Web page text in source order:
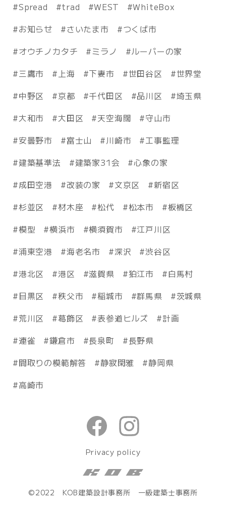
Spread
trad WEST
WhiteBox
お知らせ
さいたま市
つくば市
オウチノカタチ
ミラノ
ルーバーの家
三鷹市
上海 下妻市 世田谷区
世界堂
中野区
京都 千代田区 品川区
埼玉県
大和市
大田区 天空海闊
守山市
安曇野市
富士山 川崎市
工事監理
建築基準法
建築家31会
心象の家
成田空港
改装の家 文京区
新宿区
杉並区
材木座 松代 松本市
板橋区
模型
横浜市 横須賀市
江戸川区
浦東空港
海老名市 深沢
渋谷区
港北区
港区 滋賀県 狛江市
白馬村
目黒区
秩父市 稲城市 群馬県
茨城県
荒川区
葛飾区 表参道ヒルズ
計画
連雀
鎌倉市 長泉町
長野県
間取りの模範解答
静寂閑雅
静岡県
高崎市
Privacy policy
©2022 KOB建築設計事務所 一級建築士事務所